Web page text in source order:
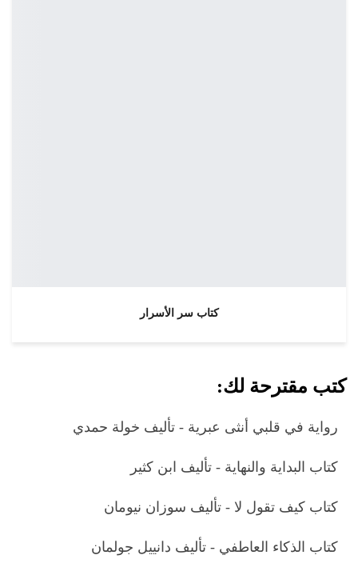
كتاب سر الأسرار
كتب مقترحة لك:
رواية في قلبي أنثى عبرية - تأليف خولة حمدي
كتاب البداية والنهاية - تأليف ابن كثير
كتاب كيف تقول لا - تأليف سوزان نيومان
كتاب الذكاء العاطفي - تأليف دانييل جولمان